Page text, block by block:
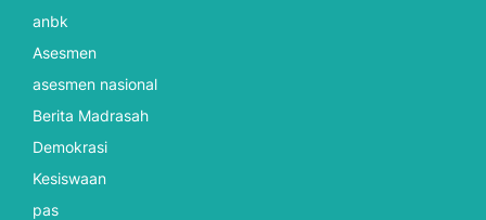
anbk
Asesmen
asesmen nasional
Berita Madrasah
Demokrasi
Kesiswaan
pas